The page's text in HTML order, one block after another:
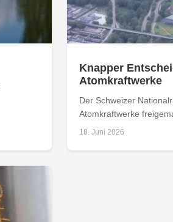
Knapper
Atomkraftwerke
Der Schweizer
Atomkraftwerke
18. Juni 2026